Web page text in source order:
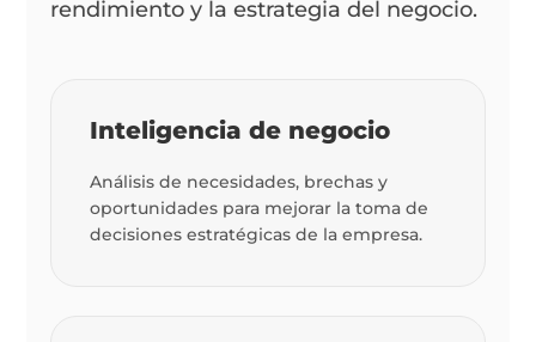
rendimiento y la estrategia del negocio.
Inteligencia de negocio
Análisis de necesidades, brechas y
oportunidades para mejorar la toma de
decisiones estratégicas de la empresa.